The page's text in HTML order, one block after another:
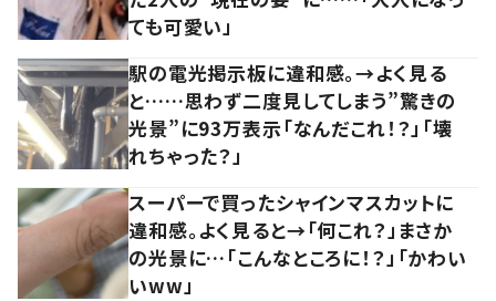
ても可愛い」
駅の電光掲示板に違和感。→よく見る
と……思わず二度見してしまう”驚きの
光景”に93万表示「なんだこれ！？」「壊
れちゃった？」
スーパーで買ったシャインマスカットに
違和感。よく見ると→「何これ？」まさか
の光景に…「こんなところに！？」「かわい
いww」